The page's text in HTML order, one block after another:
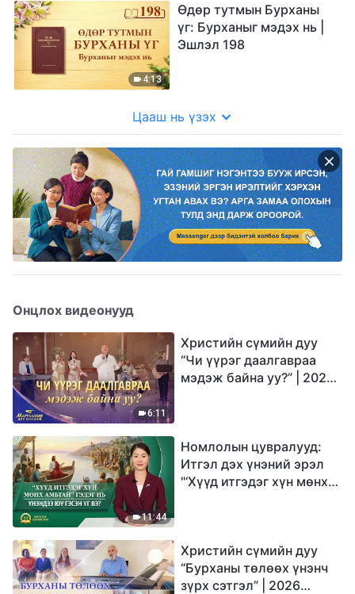
4:13
Өдөр тутмын Бурханы
үг: Бурханыг мэдэх нь |
Эшлэл 198
Цааш нь үзэх
Онцлох видеонууд
6:11
Христийн сүмийн дуу
“Чи үүрэг даалгавраа
мэдэж байна уу?” | 2026
11:44
Номлолын цувралууд:
Итгэл дэх үнэний эрэл
"‘Хүүд итгэдэг хүн мөнх
Христийн сүмийн дуу
“Бурханы төлөөх үнэнч
зүрх сэтгэл” | 2026